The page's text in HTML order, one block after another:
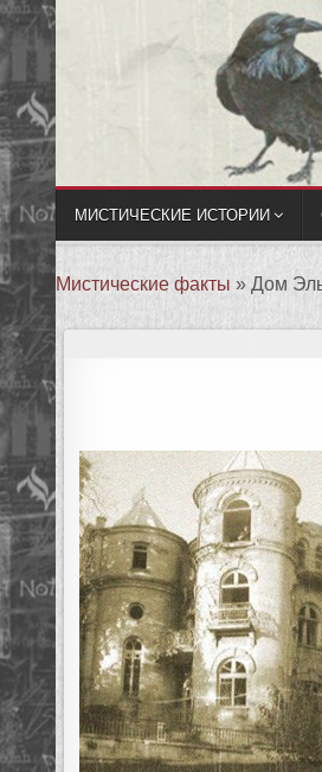
МИСТИЧЕСКИЕ ИСТОРИИ
Мистические факты » Дом